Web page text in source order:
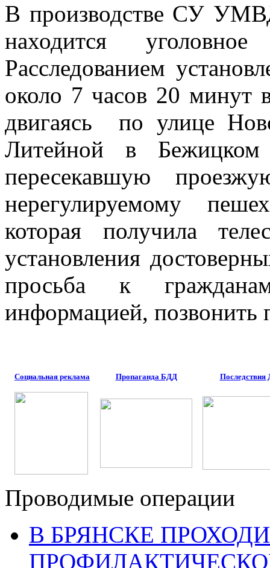
В производстве СУ
находится
Расследованием
около 7 часов 20 минут
двигаясь по улице
Литейной в
пересекавшую
нерегулируемому
которая получила
установления
просьба к
информацией, позвонить
Социальная реклама Пропаганда БДД
Проводимые операции
В БРЯНСКЕ